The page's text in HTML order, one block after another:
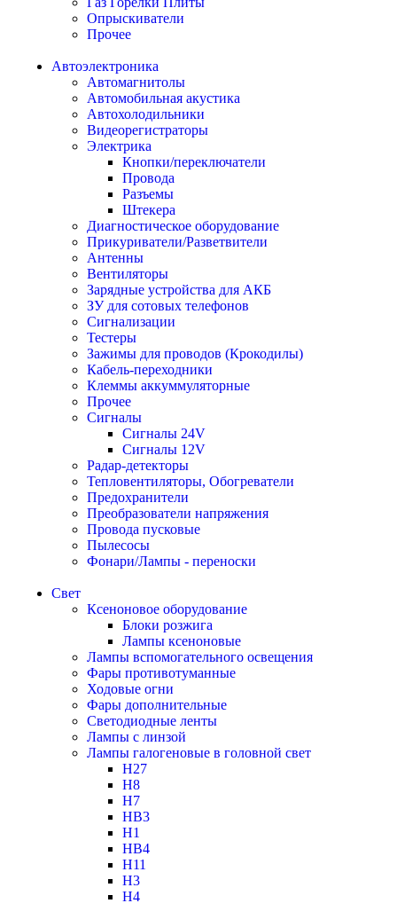
Опрыскиватели
Прочее
Автоэлектроника
Автомагнитолы
Автомобильная акустика
Автохолодильники
Видеорегистраторы
Электрика
Кнопки/переключатели
Провода
Разъемы
Штекера
Диагностическое оборудование
Прикуриватели/Разветвители
Антенны
Вентиляторы
Зарядные устройства для АКБ
ЗУ для сотовых телефонов
Сигнализации
Тестеры
Зажимы для проводов (Крокодилы)
Кабель-переходники
Клеммы аккуммуляторные
Прочее
Сигналы
Сигналы 24V
Сигналы 12V
Радар-детекторы
Тепловентиляторы, Обогреватели
Предохранители
Преобразователи напряжения
Провода пусковые
Пылесосы
Фонари/Лампы - переноски
Свет
Ксеноновое оборудование
Блоки розжига
Лампы ксеноновые
Лампы вспомогательного освещения
Фары противотуманные
Ходовые огни
Фары дополнительные
Светодиодные ленты
Лампы с линзой
Лампы галогеновые в головной свет
H27
H8
H7
HB3
H1
HB4
H11
H3
H4